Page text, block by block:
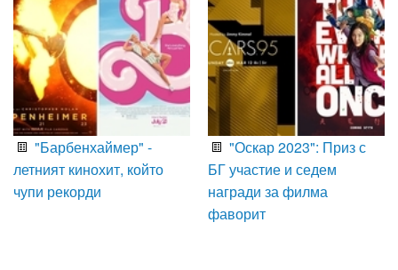
"Барбенхаймер" -
летният кинохит, който
чупи рекорди
"Оскар 2023": Приз с
БГ участие и седем
награди за филма
фаворит